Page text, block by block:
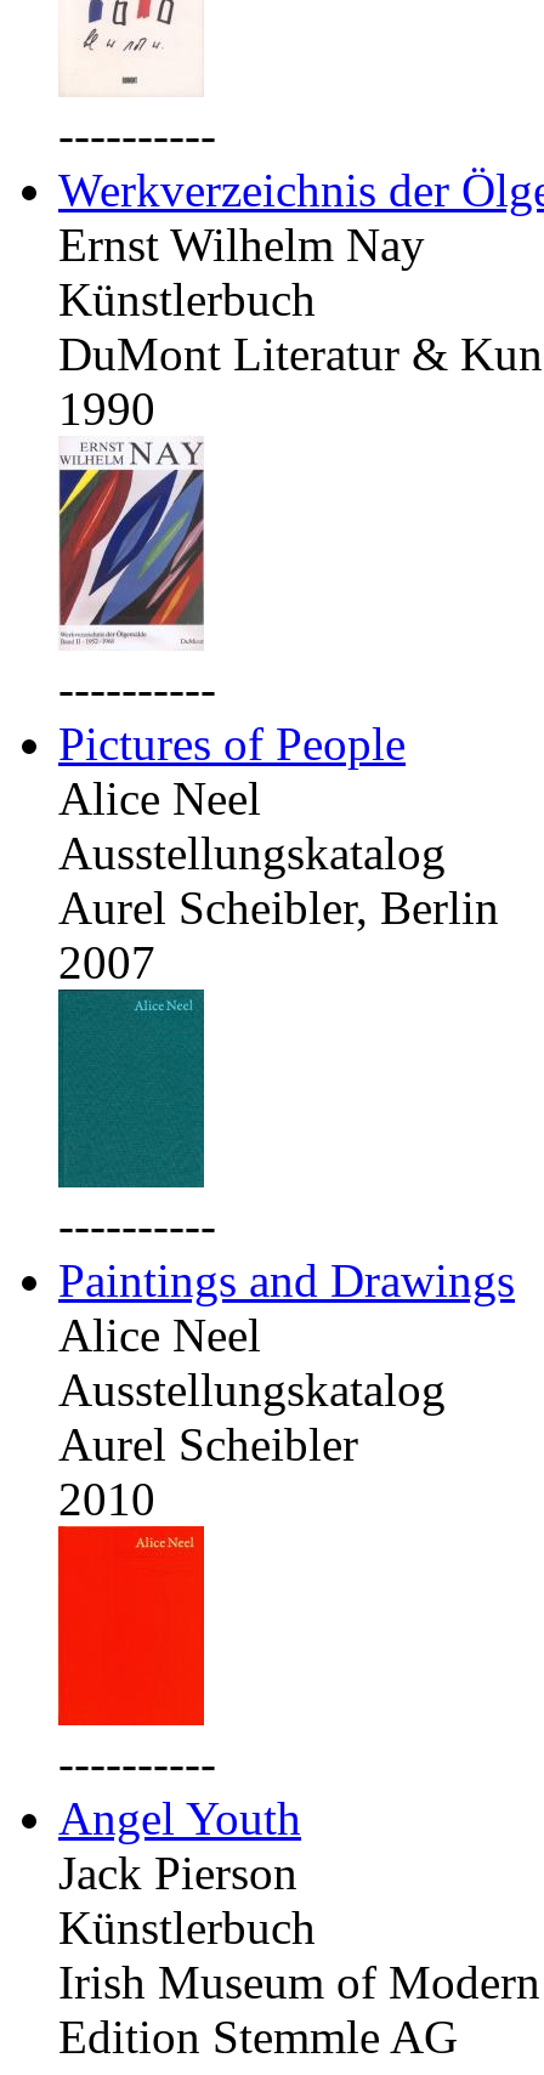
----------
Werkverzeichnis der
Ernst Wilhelm Nay
Künstlerbuch
DuMont Literatur &
1990
----------
Pictures of People
Alice Neel
Ausstellungskatalog
Aurel Scheibler, Berlin
2007
----------
Paintings and Drawings
Alice Neel
Ausstellungskatalog
Aurel Scheibler
2010
----------
Angel Youth
Jack Pierson
Künstlerbuch
Irish Museum of
Edition Stemmle AG